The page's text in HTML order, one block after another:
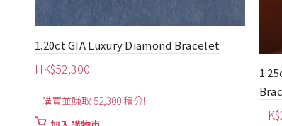
1.20ct GIA Luxury Diamond Bracelet
HK$52,300
購買並賺取 52,300 積分!
HK$